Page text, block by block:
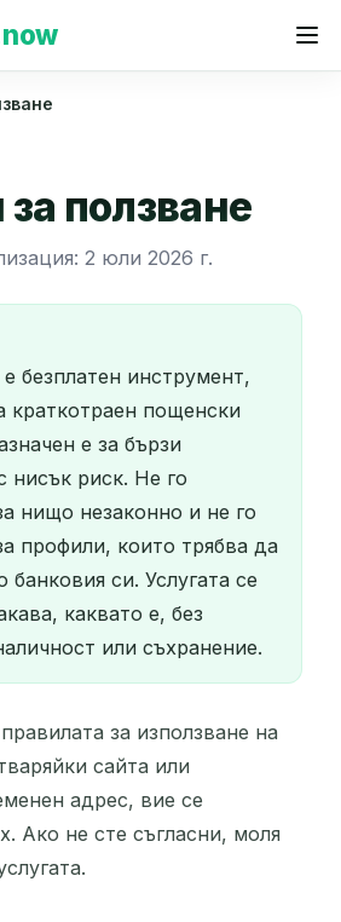
ползване
2 юли 2026 г.
безплатен инструмент,
краткотраен пощенски
е за бързи
нисък риск. Не го
нищо незаконно и не го
профили, които трябва да
банковия си. Услугата се
каквато е, без
или съхранение.
за използване на
сайта или
адрес, вие се
Ако не сте съгласни, моля